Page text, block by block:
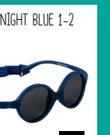
BLUE 1-2